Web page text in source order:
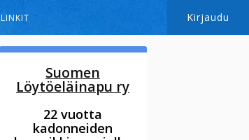
LINKIT Kirjaudu
Suomen
Löytöeläinapu ry
22 vuotta
kadonneiden